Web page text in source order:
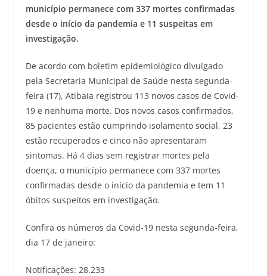
município permanece com 337 mortes confirmadas
desde o início da pandemia e 11 suspeitas em
investigação.
De acordo com boletim epidemiológico divulgado
pela Secretaria Municipal de Saúde nesta segunda-
feira (17), Atibaia registrou 113 novos casos de Covid-
19 e nenhuma morte. Dos novos casos confirmados,
85 pacientes estão cumprindo isolamento social, 23
estão recuperados e cinco não apresentaram
sintomas. Há 4 dias sem registrar mortes pela
doença, o município permanece com 337 mortes
confirmadas desde o início da pandemia e tem 11
óbitos suspeitos em investigação.
Confira os números da Covid-19 nesta segunda-feira,
dia 17 de janeiro:
Notificações: 28.233